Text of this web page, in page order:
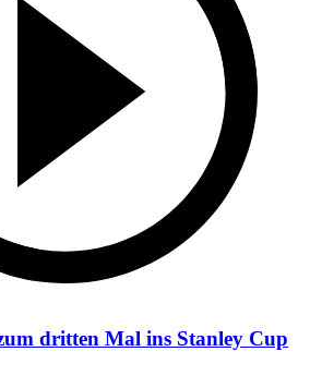
dritten Mal ins Stanley Cup